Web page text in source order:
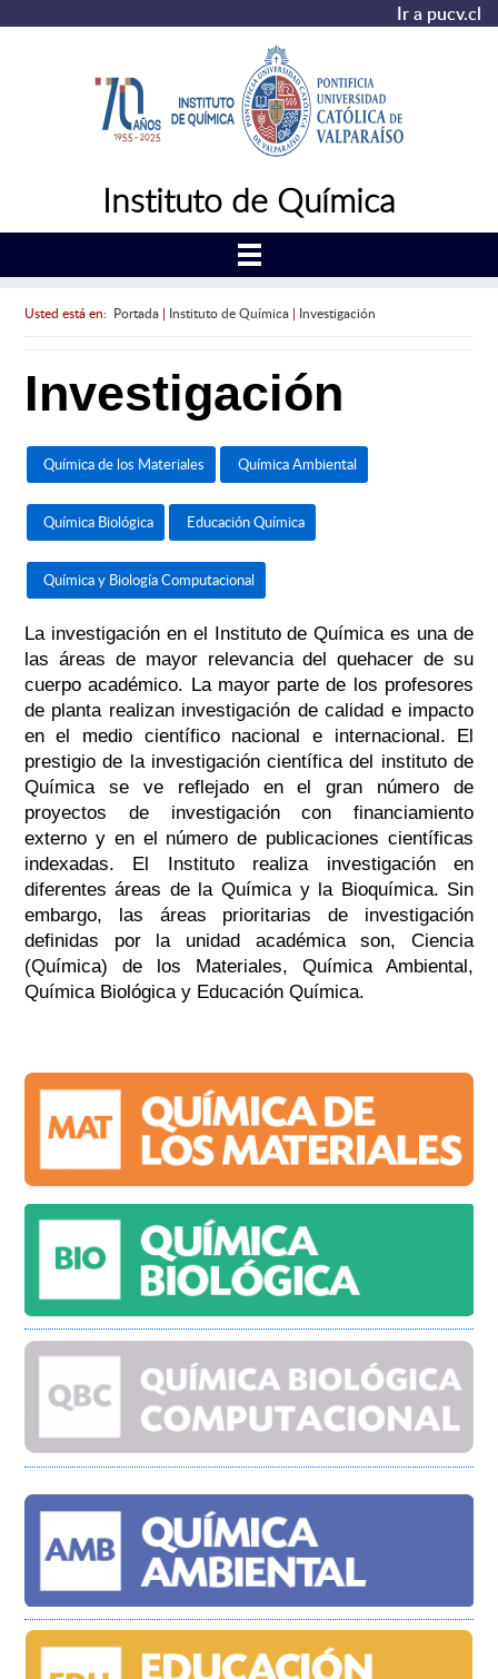
Ir a pucv.cl
Instituto de Química
Usted está en: Portada| Instituto de Química| Investigación
Investigación
Química de los Materiales Química Ambiental
Química Biológica Educación Química
Química y Biología Computacional
La investigación en el Instituto de Química es una de
las áreas de mayor relevancia del quehacer de su
cuerpo académico. La mayor parte de los profesores
de planta realizan investigación de calidad e impacto
en el medio científico nacional e internacional. El
prestigio de la investigación científica del instituto de
Química se ve reflejado en el gran número de
proyectos de investigación con financiamiento
externo y en el número de publicaciones científicas
indexadas. El Instituto realiza investigación en
diferentes áreas de la Química y la Bioquímica. Sin
embargo, las áreas prioritarias de investigación
definidas por la unidad académica son, Ciencia
(Química) de los Materiales, Química Ambiental,
Química Biológica y Educación Química.